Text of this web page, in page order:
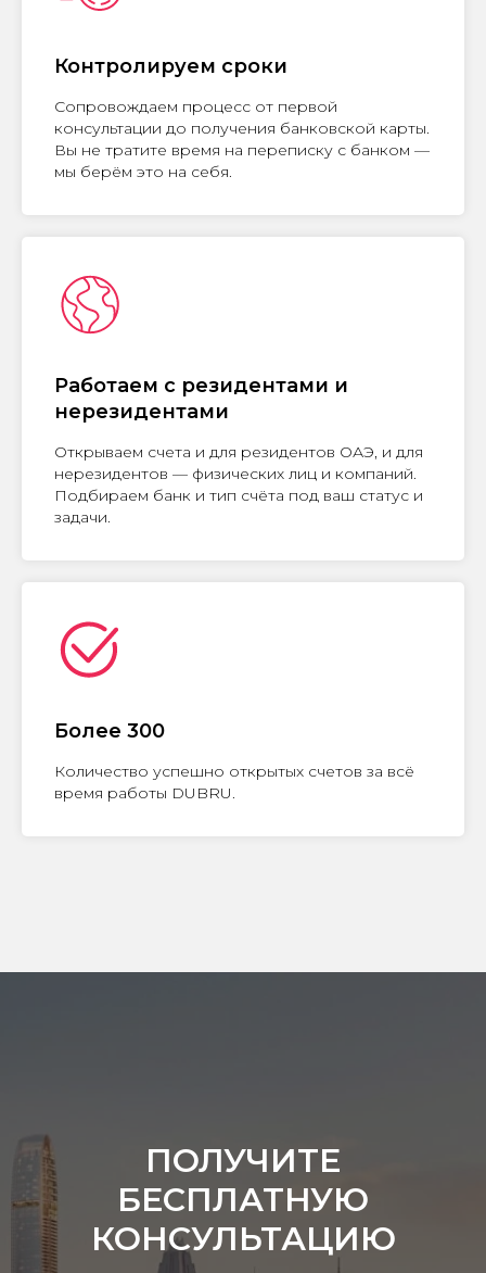
Контролируем сроки
Сопровождаем процесс от первой
консультации до получения банковской карты.
Вы не тратите время на переписку с банком —
мы берём это на себя.
Работаем с резидентами и
нерезидентами
Открываем счета и для резидентов ОАЭ, и для
нерезидентов — физических лиц и компаний.
Подбираем банк и тип счёта под ваш статус и
задачи.
Более 300
Количество успешно открытых счетов за всё
время работы DUBRU.
ПОЛУЧИТЕ
БЕСПЛАТНУЮ
КОНСУЛЬТАЦИЮ